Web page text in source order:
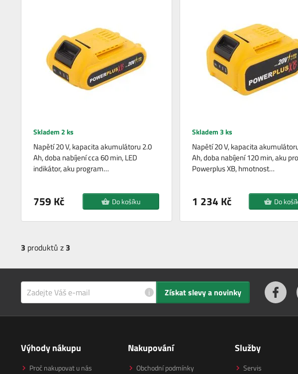
Skladem 2 ks
Napětí 20 V, kapacita akumulátoru 2.0
Ah, doba nabíjení cca 60 min, LED
indikátor, aku program…
759 Kč Do košíku
Skladem 3 ks
Napětí 20 V, kapacita
Ah, doba nabíjení 120 min, aku
Powerplus XB, hmotnost…
1 234 Kč Do
3 produktů z 3
i Získat slevy a novinky
Výhody nákupu
Proč nakupovat u nás
Nakupování
Obchodní podmínky
Služby
Servis